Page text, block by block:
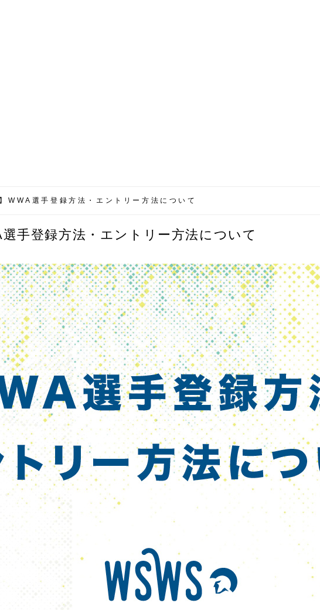
WWA選手登録方法・エントリー方法について
選手登録方法・エントリー方法について